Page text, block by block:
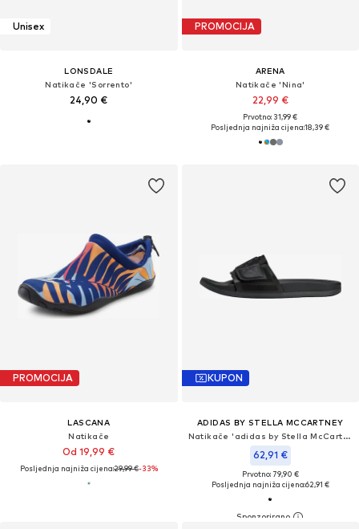
Unisex
LONSDALE
Natikače 'Sorrento'
24,90 €
PROMOCIJA
ARENA
Natikače 'Nina'
22,99 €
Prvotno: 31,99 €
Posljednja najniža cijena:18,39 €
PROMOCIJA
LASCANA
Natikače
Od 19,99 €
Posljednja najniža cijena:29,99 €-33%
KUPON
ADIDAS BY STELLA MCCARTNEY
Natikače 'adidas by Stella McCartney'
62,91 €
Prvotno: 79,90 €
Posljednja najniža cijena:62,91 €